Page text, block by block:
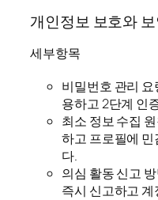
개인정보 보호와
세부항목
비밀번호 관리
용하고 2단계 인
최소 정보 수집
하고 프로필에
다.
의심 활동 신고
즉시 신고하고